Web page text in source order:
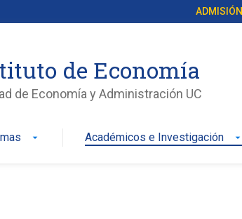
ADMISIÓN
de Economía
de Economía y Administración UC
arrow_drop_down Académicos e Investigación arrow_drop_down